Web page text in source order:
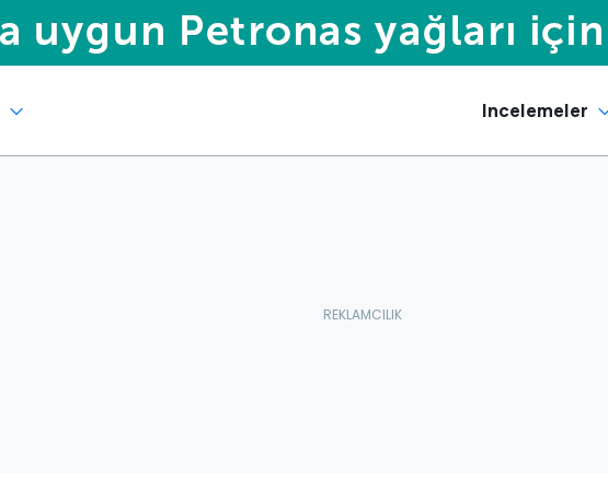
Incelemeler